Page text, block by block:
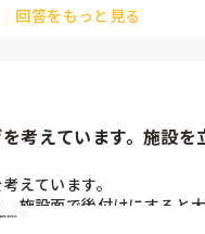
ちろん、プールなどの季節行事の
に取ってます！
悩みを抱えてる保護者の方に園
て見せるのに使ってます！家で
ます！
回答をもっと見る
考えています。施設を
えています。
施設面で後付けにすると
庭